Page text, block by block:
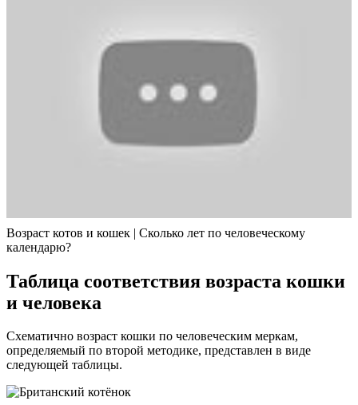
Возраст котов и кошек | Сколько лет по человеческому
календарю?
Таблица соответствия возраста кошки
и человека
Схематично возраст кошки по человеческим меркам,
определяемый по второй методике, представлен в виде
следующей таблицы.